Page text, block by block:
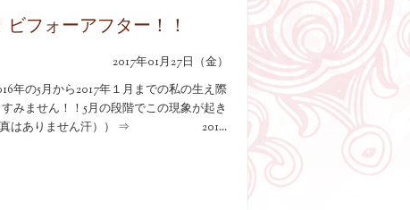
フォーアフター！！
2017年01月27日（金）
年の5月から2017年１月までの私の生え際
みません！！5月の段階でこの現象が起き
の写真はありません汗）） ⇒ 201...